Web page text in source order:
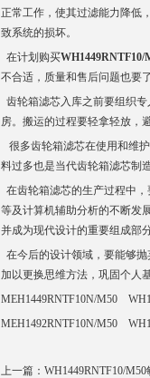
正常工作，使其过滤能力降低
致系统的损坏。
在计划购买WH1449RNTF10/
不合适，质量和售后问题也要
齿轮箱滤芯入库之前要组织
房。搬运的过程要轻拿轻放，
很多齿轮箱滤芯在使用和维
料过多也是当代齿轮箱滤芯制
在齿轮箱滤芯的生产过程中
等及计算机辅助分析的不断发
并成为现代设计的重要组成部
在今后的设计领域，要能够
加以更换思维方法，巩固个人
MEH1449RNTF10N/M50
MEH1492RNTF10N/M50
上一篇： WH1449RNTF10/